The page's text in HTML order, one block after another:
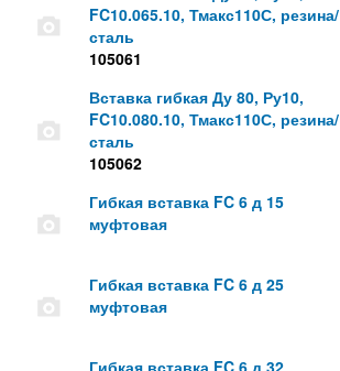
FC10.065.10, Тмакс110С, резина/
сталь
105061
Вставка гибкая Ду 80, Ру10,
FC10.080.10, Тмакс110С, резина/
сталь
105062
Гибкая вставка FC 6 д 15
муфтовая
Гибкая вставка FC 6 д 25
муфтовая